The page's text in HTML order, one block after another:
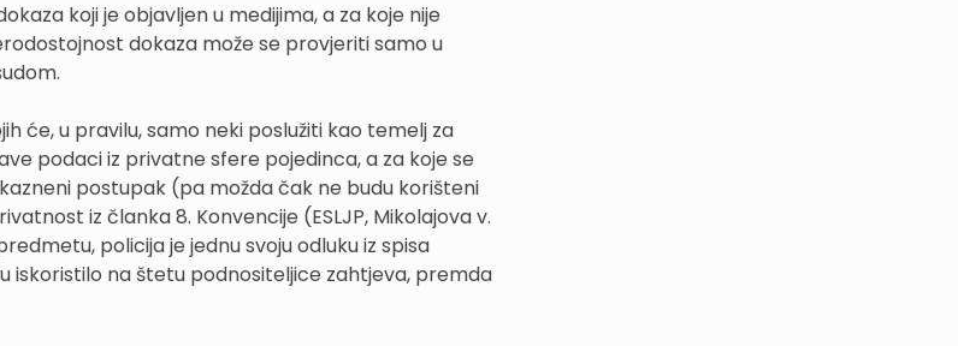
koji je objavljen u medijima, a za koje nije
dokaza može se provjeriti samo u
će, u pravilu, samo neki poslužiti kao temelj za
podaci iz privatne sfere pojedinca, a za koje se
postupak (pa možda čak ne budu korišteni
iz članka 8. Konvencije (ESLJP, Mikolajova v.
policija je jednu svoju odluku iz spisa
iskoristilo na štetu podnositeljice zahtjeva, premda